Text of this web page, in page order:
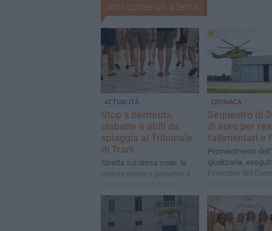
Altri contenuti a tema
ATTUALITÀ
Stop a bermuda,
ciabatte e abiti da
spiaggia al Tribunale
di Trani
Stretta sul dress code: la
misura punta a garantire il
uniformare i controlli agli
CRONACA
Sequestro di
di euro per
fallimentari e
Provvedimenti
giudiziaria,
Finanzieri del
Andria Trani